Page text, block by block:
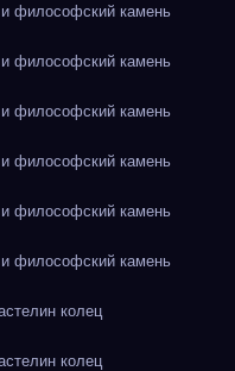
философский камень
философский камень
философский камень
философский камень
философский камень
философский камень
колец
колец